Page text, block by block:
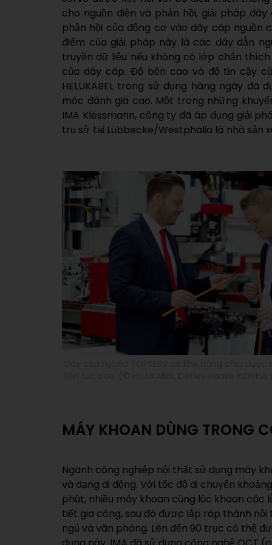
cho nguồn điện và phản hồi, giải pháp
phản hồi của động cơ vào dây cáp nguồn
điểm của giải pháp này là các dây dẫn
truyền dữ liệu nếu không có lớp chắn
của dây cáp. Độ bền cao và độ tin cậy
HELUKABEL trong sử dụng hàng ngày đã
móc đánh giá cao. Một trong những
IMA Klessmann, công ty đã áp dụng giải
trụ sở tại Lübbecke/Westphalia là nhà sản
từ năm 1996. Marcel Sulewski là trưởng
người liên hệ trực tiếp của ông tại
MÁY KHOAN DÙNG TRONG
Ngành công nghiệp nội thất sử dụng máy
và dạng di động. Với tốc độ di chuyển
phút, nhiều máy khoan cùng lúc khoan các
tiết gia công, sau đó được lắp ráp thành
ngủ và văn phòng. Lên đến 90 trục có thể
đã được kiểm tra nghiêm ngặt và rất phù
chuyền kéo có độ động cao. “Các cáp đã
trong nhiều hệ thống khoan IMAGIC của
tác động cơ học cao, như bán kính uốn
thay đổi nhanh trong chuỗi kéo, cũng như